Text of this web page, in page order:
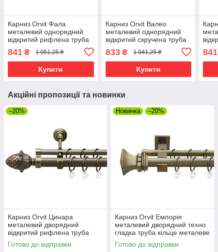
Карниз Orvit Фала
металевий однорядний
відкритий рифлена труба
кільце металеве Антик 19
мм 300 см (00-00017296)
841 ₴ 1 051,25 ₴
Купити
Карниз Orvit Валео
металевий однорядний
відкритий скручена труба
кільце металеве Антик 19
мм 300 см (00-00022010)
833₴ 1 041,25 ₴
Купити
мм
841
Акційні пропозиції та новинки
–20%
Карниз Orvit Цинара
металевий дворядний
відкритий рифлена труба
кільце металеве Антик 25\16
мм 200 см (00-00024409)
Готово до відправки
Новинка –20%
Карниз Orvit Емпорія
металевий дворядний техно
гладка труба кільце металеве
Антик 25\19 мм 200 см (00-
00025981)
Готово до відправки